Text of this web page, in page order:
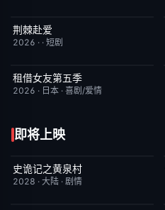
完结
荆棘赴爱
2026 · · 短剧
已完结
租借女友第五季
2026 · 日本 · 喜剧/爱情
即将上映
6月23日更新
史诡记之黄泉村
2028 · 大陆 · 剧情